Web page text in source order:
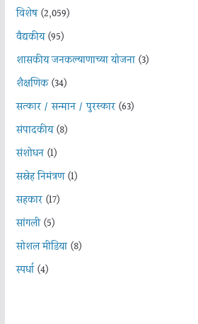
विशेष(2,059)
वैद्यकीय(95)
शासकीय जनकल्याणाच्या योजना(3)
शैक्षणिक(34)
सत्कार / सन्मान / पुरस्कार(63)
संपादकीय(8)
संशोधन(1)
सस्नेह निमंत्रण(1)
सहकार(17)
सांगली(5)
सोशल मीडिया(8)
स्पर्धा(4)